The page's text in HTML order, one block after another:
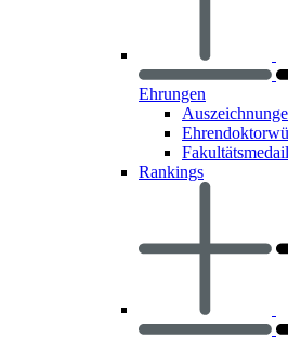
Ehrungen
Rankings